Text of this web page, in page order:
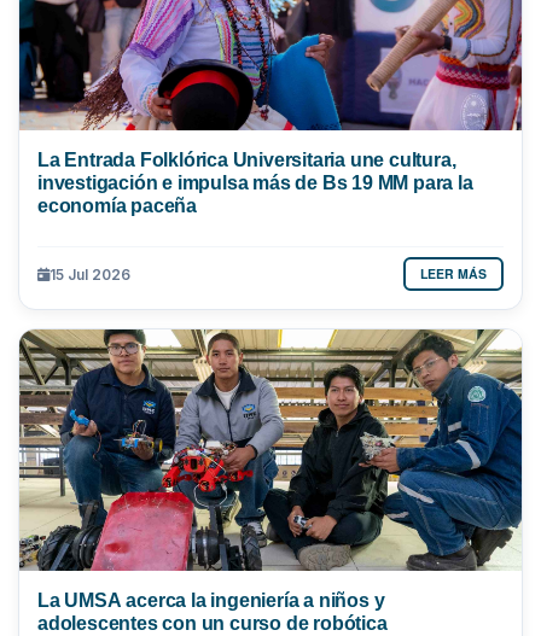
La Entrada Folklórica Universitaria une cultura,
investigación e impulsa más de Bs 19 MM para la
economía paceña
15 Jul 2026 LEER MÁS
La UMSA acerca la ingeniería a niños y
adolescentes con un curso de robótica